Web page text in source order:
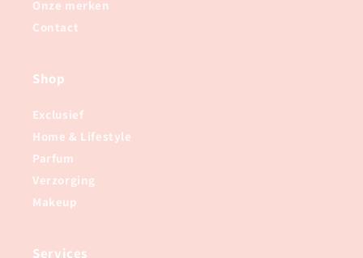
Onze merken
Contact
Shop
Exclusief
Home & Lifestyle
Parfum
Verzorging
Makeup
Services